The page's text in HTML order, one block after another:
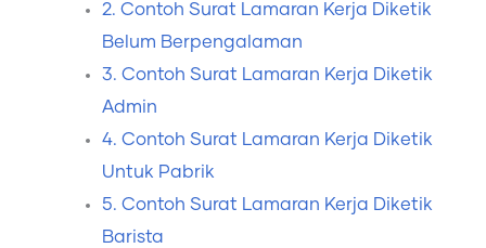
2. Contoh Surat Lamaran Kerja Diketik
Belum Berpengalaman
3. Contoh Surat Lamaran Kerja Diketik
Admin
4. Contoh Surat Lamaran Kerja Diketik
Untuk Pabrik
5. Contoh Surat Lamaran Kerja Diketik
Barista